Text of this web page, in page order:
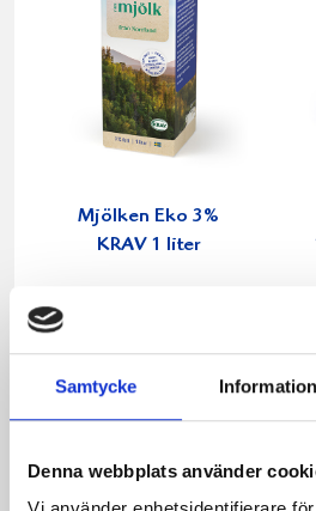
Samtycke Information
Denna webbplats använder
Mjölken Eko 3%
KRAV 1 liter